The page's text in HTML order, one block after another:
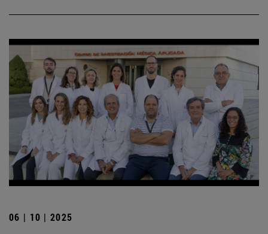
06 | 10 | 2025